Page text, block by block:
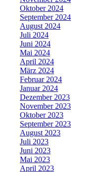
Oktober 2024
September 2024
August 2024
Juli 2024
Juni 2024
Mai 2024
April 2024
März 2024
Februar 2024
Januar 2024
Dezember 2023
November 2023
Oktober 2023
September 2023
August 2023
Juli 2023
Juni 2023
Mai 2023
April 2023